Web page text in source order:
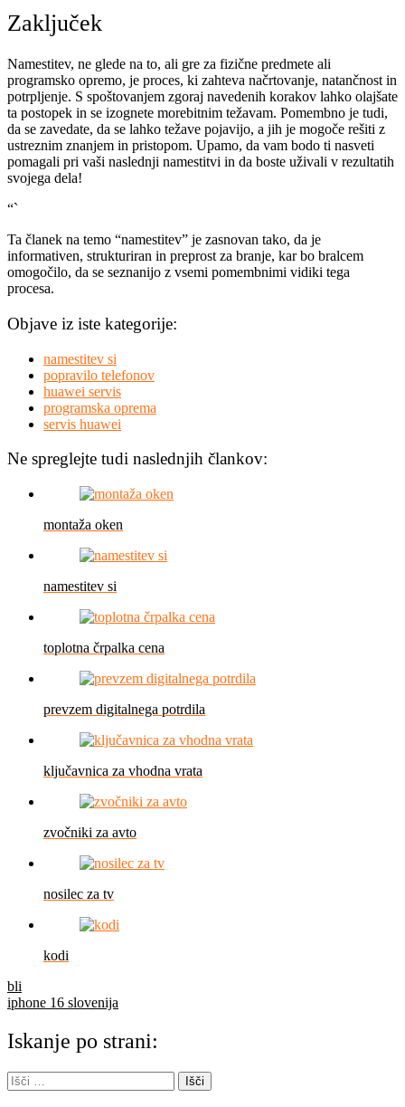
Zaključek
Namestitev, ne glede na to, ali gre za fizične predmete ali
programsko opremo, je proces, ki zahteva načrtovanje, natančnost in
potrpljenje. S spoštovanjem zgoraj navedenih korakov lahko olajšate
ta postopek in se izognete morebitnim težavam. Pomembno je tudi,
da se zavedate, da se lahko težave pojavijo, a jih je mogoče rešiti z
ustreznim znanjem in pristopom. Upamo, da vam bodo ti nasveti
pomagali pri vaši naslednji namestitvi in da boste uživali v rezultatih
svojega dela!
“`
Ta članek na temo “namestitev” je zasnovan tako, da je
informativen, strukturiran in preprost za branje, kar bo bralcem
omogočilo, da se seznanijo z vsemi pomembnimi vidiki tega
procesa.
Objave iz iste kategorije:
namestitev si
popravilo telefonov
huawei servis
programska oprema
servis huawei
Ne spreglejte tudi naslednjih člankov:
montaža oken
namestitev si
toplotna črpalka cena
prevzem digitalnega potrdila
ključavnica za vhodna vrata
zvočniki za avto
nosilec za tv
kodi
Navigacija
prispevka
bli
iphone 16 slovenija
Iskanje po strani:
Išči: